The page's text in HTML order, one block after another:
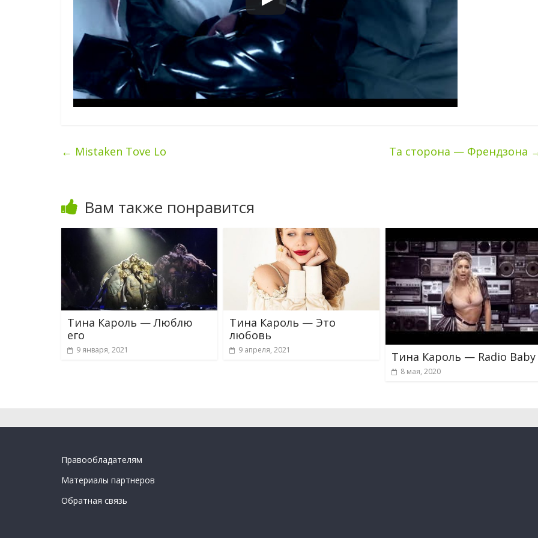
← Mistaken Tove Lo Та сторона — Френдзона
Вам также понравится
Тина Кароль — Люблю
его
9 января, 2021
Тина Кароль — Это
любовь
9 апреля, 2021 Тина Кароль — Radio Baby
8 мая, 2020
Правообладателям
Материалы партнеров
Обратная связь